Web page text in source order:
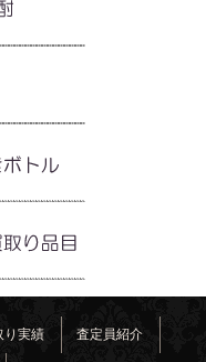
り実績 査定員紹介